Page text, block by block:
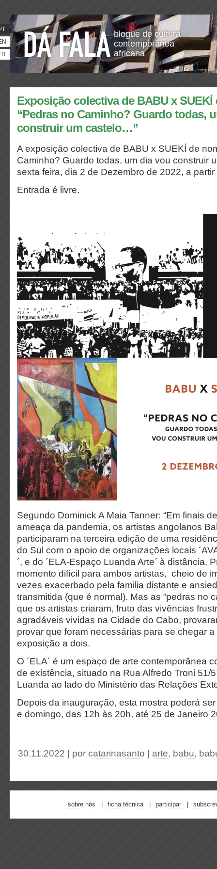
blogue de cultura
contemporânea
africana
Exposição colectiva de BABU x SUEKÍ
“Pedras no Caminho? Guardo todas,
construir um castelo…”
A exposição colectiva de BABU x SUEKÍ de
Caminho? Guardo todas, um dia vou construir
sexta feira, dia 2 de Dezembro de 2022, a
Entrada é livre.
Segundo Dominick A Maia Tanner: “Em finais
ameaça da pandemia, os artistas angolanos
participaram na terceira edição de uma
do Sul com o apoio de organizações locais
´, e do ´ELA-Espaço Luanda Arte´ à distância.
momento difícil para ambos artistas, cheio de
vezes exacerbado pela familia distante e
transmitida (que é normal). Mas as “pedras no
que os artistas criaram, fruto das vivências
agradáveis vividas na Cidade do Cabo,
provar que foram necessárias para se chegar
exposição a dois.
O ´ELA´ é um espaço de arte contemporânea
de existência, situado na Rua Alfredo Troni 51/
Luanda ao lado do Ministério das Relações
Depois da inauguração, esta mostra poderá
e domingo, das 12h às 20h, até 25 de Janeiro
30.11.2022 | por catarinasanto arte, babu,
sobre nós ficha técnica participar